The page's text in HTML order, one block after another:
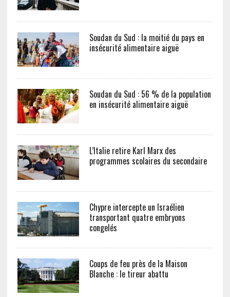
Soudan du Sud : la moitié du pays en
insécurité alimentaire aiguë
Soudan du Sud : 56 % de la population
en insécurité alimentaire aiguë
L’Italie retire Karl Marx des
programmes scolaires du secondaire
Chypre intercepte un Israélien
transportant quatre embryons
congelés
Coups de feu près de la Maison
Blanche : le tireur abattu